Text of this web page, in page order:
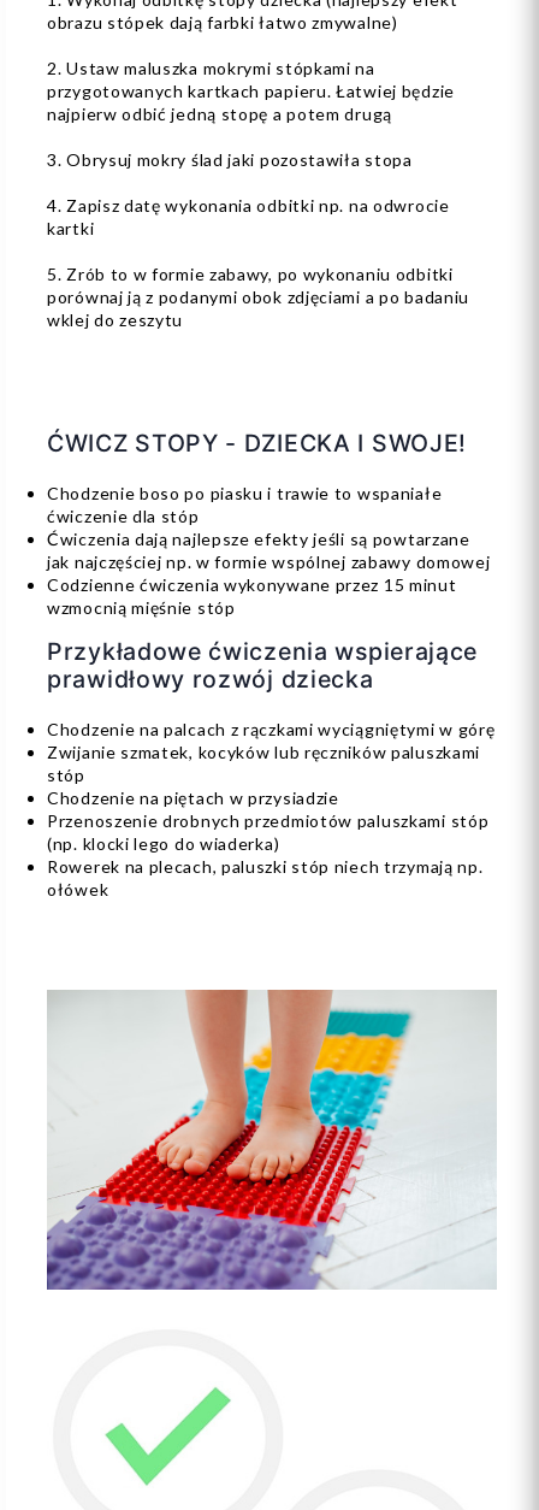
obrazu stópek dają farbki łatwo zmywalne)
2. Ustaw maluszka mokrymi stópkami na
przygotowanych kartkach papieru. Łatwiej będzie
najpierw odbić jedną stopę a potem drugą
3. Obrysuj mokry ślad jaki pozostawiła stopa
4. Zapisz datę wykonania odbitki np. na odwrocie
kartki
5. Zrób to w formie zabawy, po wykonaniu odbitki
porównaj ją z podanymi obok zdjęciami a po badaniu
wklej do zeszytu
ĆWICZ STOPY - DZIECKA I SWOJE!
Chodzenie boso po piasku i trawie to wspaniałe
ćwiczenie dla stóp
Ćwiczenia dają najlepsze efekty jeśli są powtarzane
jak najczęściej np. w formie wspólnej zabawy domowej
Codzienne ćwiczenia wykonywane przez 15 minut
wzmocnią mięśnie stóp
Przykładowe ćwiczenia wspierające
prawidłowy rozwój dziecka
Chodzenie na palcach z rączkami wyciągniętymi w górę
Zwijanie szmatek, kocyków lub ręczników paluszkami
stóp
Chodzenie na piętach w przysiadzie
Przenoszenie drobnych przedmiotów paluszkami stóp
(np. klocki lego do wiaderka)
Rowerek na plecach, paluszki stóp niech trzymają np.
ołówek